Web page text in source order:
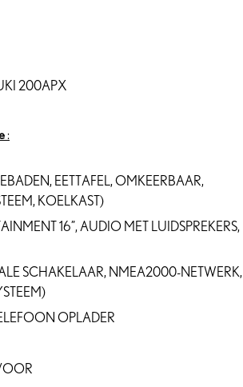
200APX
:
EETTAFEL, OMKEERBAAR,
KOELKAST)
16”, AUDIO MET LUIDSPREKERS,
SCHAKELAAR, NMEA2000-NETWERK,
OPLADER